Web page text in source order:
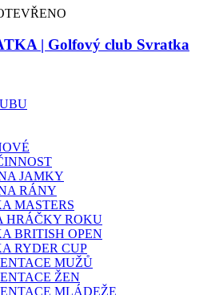
JAMKY
RÁNY
MASTERS
HRÁČKY ROKU
BRITISH OPEN
RYDER CUP
MUŽŮ
ŽEN
MLÁDEŽE